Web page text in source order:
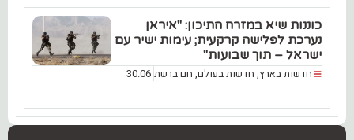
כוננות שיא במזרח התיכון: "איראן
נערכת לפלישה קרקעית; עימות ישיר עם
ישראל – תוך שבועות"
חדשות בארץ, חדשות בעולם, חם ברשת 30.06